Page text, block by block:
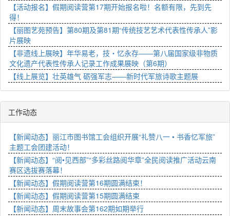
【活动报名】假期阅读营第17期开始报名啦！名额有限，先到先
得！
【丽图艺苑预告】第80期及第81期“传统技艺艺术代表性传承人”影
片展映
【非遗线上展映】年华易老，技・忆永存——第八届国家级非物质
文化遗产代表性传承人记录工作成果展映（第6期）
【线上展览】壮英雄气 砺强军志——新时代军旅诗歌主题展
工作动态
【新闻动态】丽江市图书馆工会组织开展“礼赞八一 • 书香忆军旅”
主题工会团建活动！
【新闻动态】“阅•见西部”“多彩丝路阅华章”全民阅读推广活动云南
赛区选拔赛落幕！
【新闻动态】假期阅读营第16期圆满结束！
【新闻动态】假期阅读营第15期圆满结束
【新闻动态】周末故事会第162期如期举行